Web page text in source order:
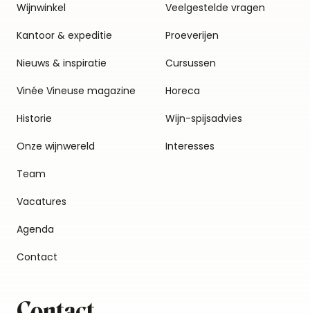
Wijnwinkel
Kantoor & expeditie
Nieuws & inspiratie
Vinée Vineuse magazine
Historie
Onze wijnwereld
Team
Vacatures
Agenda
Contact
Veelgestelde vragen
Proeverijen
Cursussen
Horeca
Wijn-spijsadvies
Interesses